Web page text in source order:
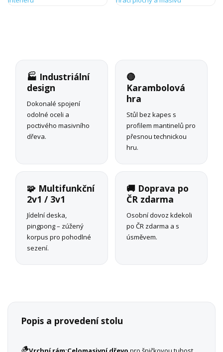
🏭 Industriální
design
Dokonalé spojení
odolné oceli a
poctivého masivního
dřeva.
🔴
Karambolová
hra
Stůl bez kapes s
profilem mantinelů pro
přesnou technickou
hru.
🧩 Multifunkční
2v1 / 3v1
Jídelní deska,
pingpong – zúžený
korpus pro pohodlné
sezení.
🚚 Doprava po
ČR zdarma
Osobní dovoz kdekoli
po ČR zdarma a s
úsměvem.
Popis a provedení stolu
🪵